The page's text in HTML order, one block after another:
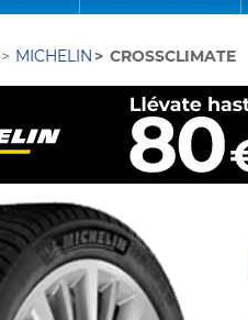
MICHELIN CROSSCLIMATE